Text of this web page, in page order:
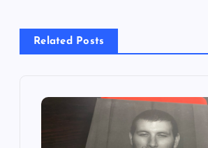
シRelated Posts